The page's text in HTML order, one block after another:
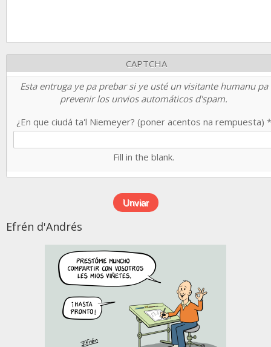
CAPTCHA
Esta entruga ye pa prebar si ye usté un visitante humanu pa
prevenir los unvios automáticos d'spam.
¿En que ciudá ta'l Niemeyer? (poner acentos na rempuesta) *
Fill in the blank.
Efrén d'Andrés